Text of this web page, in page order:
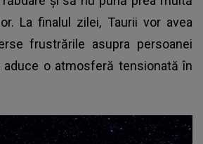
La finalul zilei, Taurii vor avea
frustrările asupra persoanei
aduce o atmosferă tensionată în